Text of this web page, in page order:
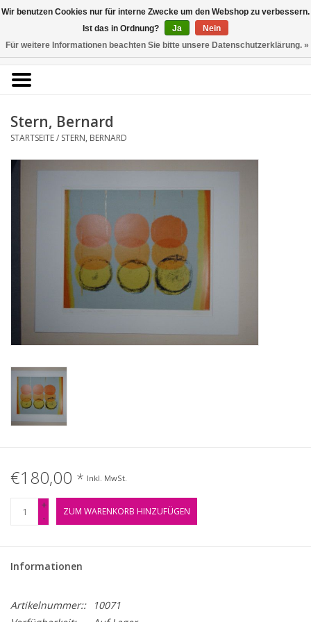
0 Artikel - €0,00
Kunstantiquariat
Rolf Brehmer
Portal für Grafik aus 5
KÜNSTLERLISTE
Startseite
Gemälde
Fotografie
Varia & Rara
Stern, Bernard
STARTSEITE/ STERN, BERNARD
€180,00 * Inkl. MwSt.
+
-
ZUM WARENKORB HINZUFÜGEN
Informationen
Artikelnummer::
10071
Wir benutzen Cookies nur für interne Zwecke um den Webshop zu verbessern.
Ist das in Ordnung?
Ja
Nein
Für weitere Informationen beachten Sie bitte unsere Datenschutzerklärung. »